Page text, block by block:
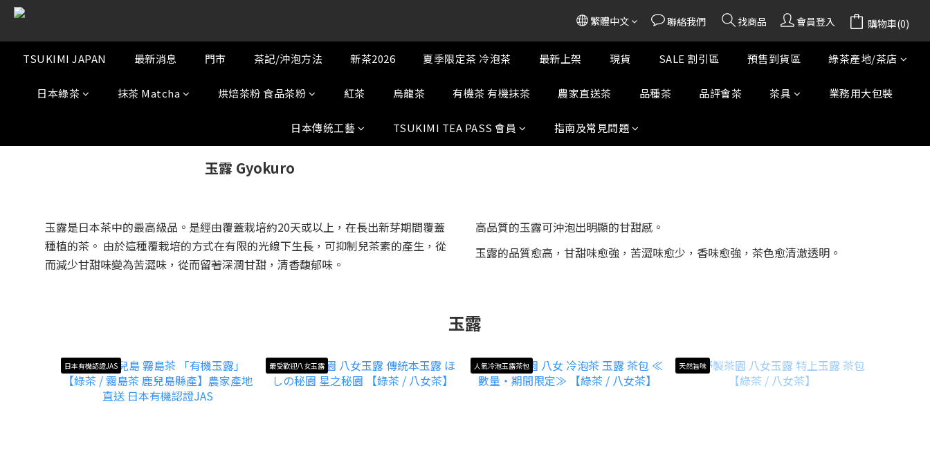
繁體中文 聯絡我們 找商品 會員登入 購物車(0)
TSUKIMI JAPAN 最新消息 門市 茶記/沖泡方法 新茶2026 夏季限定茶 冷泡茶 最新上架 現貨 SALE 割引區 預售到貨區 綠茶產地/茶店
日本綠茶 抹茶 Matcha 烘焙茶粉 食品茶粉 紅茶 烏龍茶 有機茶 有機抹茶 農家直送茶 品種茶 品評會茶 茶具 業務用大包裝
日本傳統工藝 TSUKIMI TEA PASS 會員 指南及常見問題
玉露 Gyokuro
玉露是日本茶中的最高級品。是經由覆蓋栽培約20天或以上，在長出新芽期間覆蓋
種植的茶。 由於這種覆栽培的方式在有限的光線下生長，可抑制兒茶素的產生，從
而減少甘甜味變為苦澀味，從而留著深潤甘甜，清香馥郁味。
高品質的玉露可沖泡出明顯的甘甜感。
玉露的品質愈高，甘甜味愈強，苦澀味愈少，香味愈強，茶色愈清澈透明。
玉露
日本有機認證JAS 最受歡迎八女玉露 人氣冷泡玉露茶包 天然旨味